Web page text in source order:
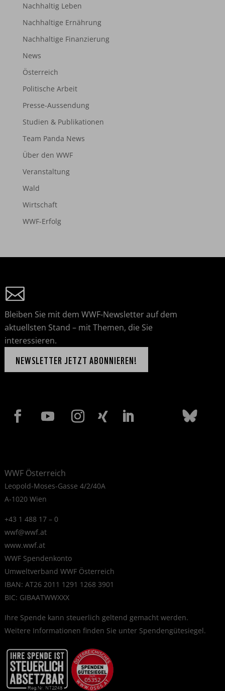
Nachhaltig Leben
Nachhaltige Ernährung
Nachhaltige Finanzierung
News
Österreich
Politische Arbeit
Presse-Aussendung
Studien & Publikationen
Team Panda News
Über den WWF
Veranstaltung
Wald
Wirtschaft
WWF-Erfolg
Bleiben Sie mit dem WWF-Newsletter auf dem
aktuellsten Stand – mit Themen, die Sie
interessieren.
NEWSLETTER JETZT ABONNIEREN!
WWF Österreich
Leopold-Moses-Gasse 4/2/40A
A-1020 Wien
+43 1 488 17 – 0
wwf@wwf.at
www.wwf.at
WWF Spendenkonto
Umweltverband WWF Österreich
IBAN: AT26 2011 1291 1268 3901
BIC: GIBAATWWXXX
Ihre Spende kann steuerlich geltend gemacht werden.
Weitere Informationen finden Sie unter Spendengütesiegel.